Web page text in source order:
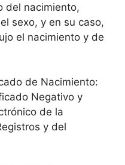
del nacimiento,
sexo, y en su caso,
el nacimiento y de
de Nacimiento:
Negativo y
de la
y del